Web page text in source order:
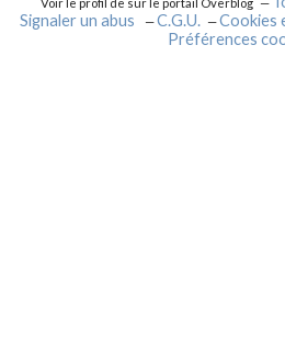
Voir le profil de sur le portail Overblog
Signaler un abus
C.G.U.
Cookies
Préférences